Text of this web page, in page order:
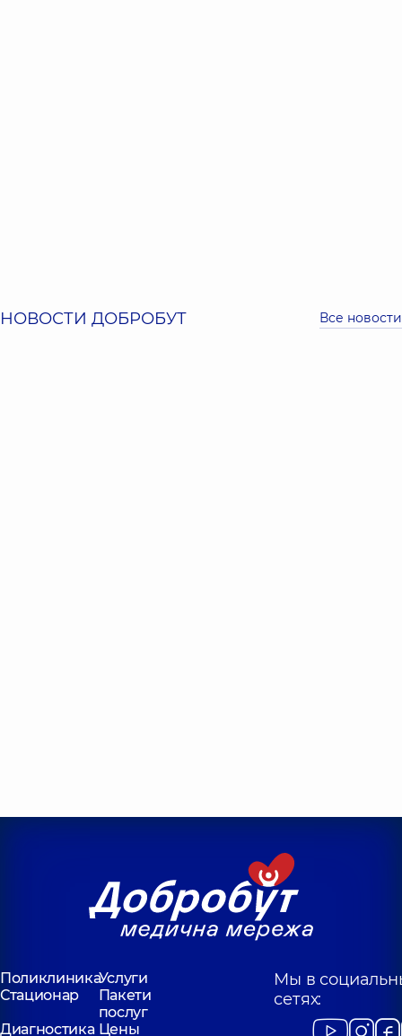
НОВОСТИ ДОБРОБУТ Все новости
ПоликлиникаУслуги
Стационар
Пакети
послуг
Диагностика Цены
Мы в
сетях: